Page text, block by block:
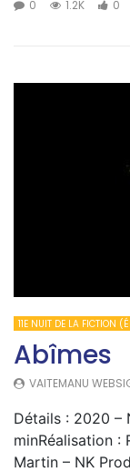
0 1.2K 0
11E NUIT DE LA FICTION
Abîmes
VAITEMANU
Détails : 2020 –
minRéalisation :
Martin – NK